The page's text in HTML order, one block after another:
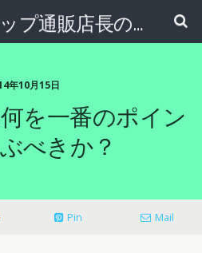
テニスショップ通販店長のブログ＠テニスショップLAFINO 西山克久
年10月15日
を一番のポイン
べきか？
Pin Mail